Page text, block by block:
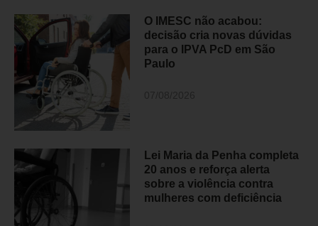
O IMESC não acabou:
decisão cria novas dúvidas
para o IPVA PcD em São
Paulo
Lei Maria da Penha completa
20 anos e reforça alerta
sobre a violência contra
mulheres com deficiência